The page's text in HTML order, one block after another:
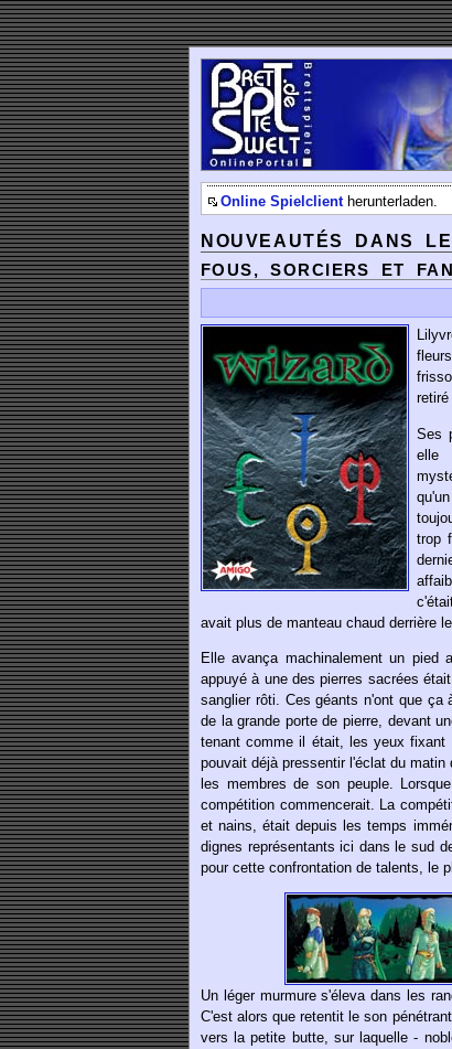
Online Spielclientherunterladen.
NOUVEAUTÉS DANS
FOUS, SORCIERS ET
Ses
elle
trop
avait plus de manteau chaud derrière
Elle avança machinalement un pied
appuyé à une des pierres sacrées
sanglier rôti. Ces géants n'ont que ça
de la grande porte de pierre, devant
tenant comme il était, les yeux fixant
pouvait déjà pressentir l'éclat du
les membres de son peuple.
compétition commencerait. La
et nains, était depuis les temps
dignes représentants ici dans le sud
pour cette confrontation de talents, le
Un léger murmure s'éleva dans les
C'est alors que retentit le son
vers la petite butte, sur laquelle -